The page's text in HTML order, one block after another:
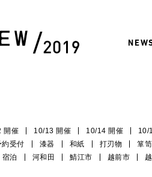
開催 10/13 開催 10/14 開催 10/
受付
漆器 和紙 打刃物 箪笥
宿泊 河和田 鯖江市 越前市